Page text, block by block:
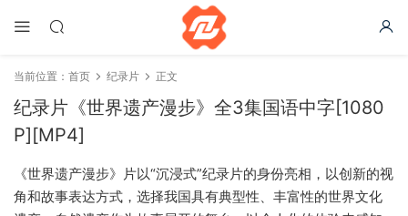
当前位置： 首页 纪录片 正文
纪录片《世界遗产漫步》全3集国语中字[1080
P][MP4]
《世界遗产漫步》片以“沉浸式”纪录片的身份亮相，以创新的视
角和故事表达方式，选择我国具有典型性、丰富性的世界文化